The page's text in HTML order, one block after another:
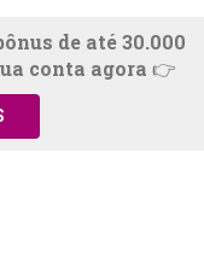
de até 30.000
conta agora 👉